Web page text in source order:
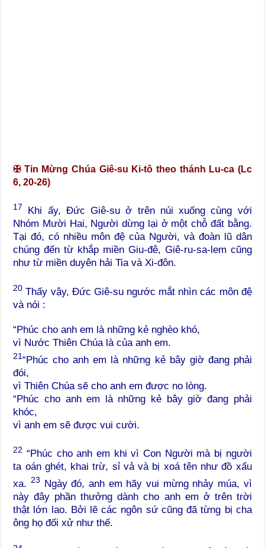
✠ Tin Mừng Chúa Giê-su Ki-tô theo thánh Lu-ca (Lc
6, 20-26)
17
Khi ấy, Đức Giê-su ở trên núi xuống cùng với
Nhóm Mười Hai, Người dừng lại ở một chỗ đất bằng.
Tại đó, có nhiều môn đệ của Người, và đoàn lũ dân
chúng đến từ khắp miền Giu-đê, Giê-ru-sa-lem cũng
như từ miền duyên hải Tia và Xi-đôn.
20 Thấy vậy, Đức Giê-su ngước mắt nhìn các môn đệ
và nói :
“Phúc cho anh em là những kẻ nghèo khó,
vì Nước Thiên Chúa là của anh em.
21“Phúc cho anh em là những kẻ bây giờ đang phải
đói,
vì Thiên Chúa sẽ cho anh em được no lòng.
“Phúc cho anh em là những kẻ bây giờ đang phải
khóc,
vì anh em sẽ được vui cười.
22 “Phúc cho anh em khi vì Con Người mà bị người
ta oán ghét, khai trừ, sỉ vả và bị xoá tên như đồ xấu
xa. 23 Ngày đó, anh em hãy vui mừng nhảy múa, vì
này đây phần thưởng dành cho anh em ở trên trời
thật lớn lao. Bởi lẽ các ngôn sứ cũng đã từng bị cha
ông họ đối xử như thế.